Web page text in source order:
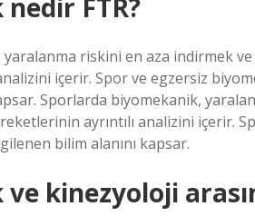
FTR?
riskini en aza indirmek
içerir. Spor ve egzersiz
Sporlarda biyomekanik,
ayrıntılı analizini içerir.
bilim alanını kapsar.
kinezyoloji